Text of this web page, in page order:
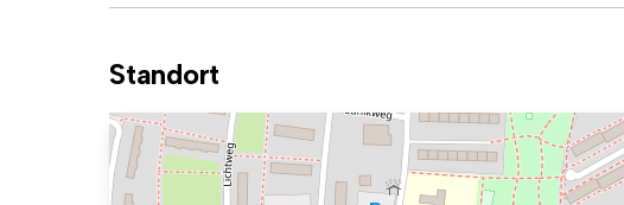
Standort